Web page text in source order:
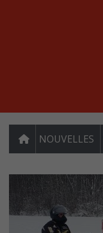
NOUVELLES